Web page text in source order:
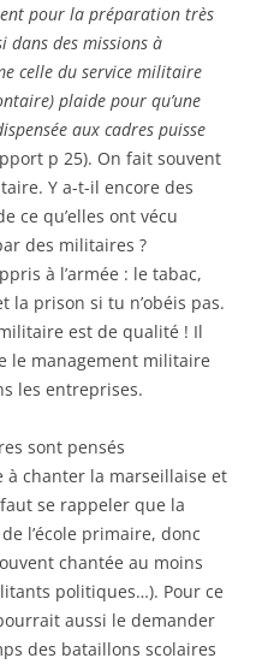
pour la préparation très
dans des missions à
celle du service militaire
plaide pour qu’une
aux cadres puisse
p 25). On fait souvent
Y a-t-il encore des
ce qu’elles ont vécu
des militaires ?
à l’armée : le tabac,
la prison si tu n’obéis pas.
est de qualité ! Il
le management militaire
les entreprises.
sont pensés
chanter la marseillaise et
se rappeler que la
l’école primaire, donc
chantée au moins
politiques…). Pour ce
aussi le demander
des bataillons scolaires